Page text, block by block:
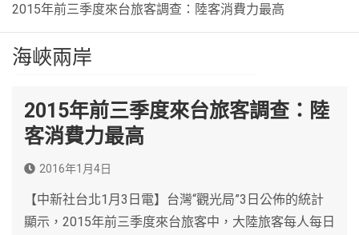
2015年前三季度來台旅客調查：陸客消費力最高
海峽兩岸
2015年前三季度來台旅客調查：陸
客消費力最高
2016年1月4日
【中新社台北1月3日電】台灣“觀光局”3日公佈的統計
顯示，2015年前三季度來台旅客中，大陸旅客每人每日